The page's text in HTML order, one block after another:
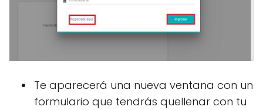
Te aparecerá una nueva ventana con un
formulario que tendrás quellenar con tu